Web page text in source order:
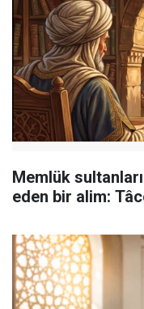
Memlük
eden bir alim: